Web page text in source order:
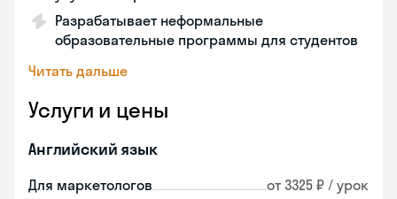
Разрабатывает неформальные
образовательные программы для студентов
Читать дальше
Услуги и цены
Английский язык
Для маркетологов от 3325 ₽ / урок